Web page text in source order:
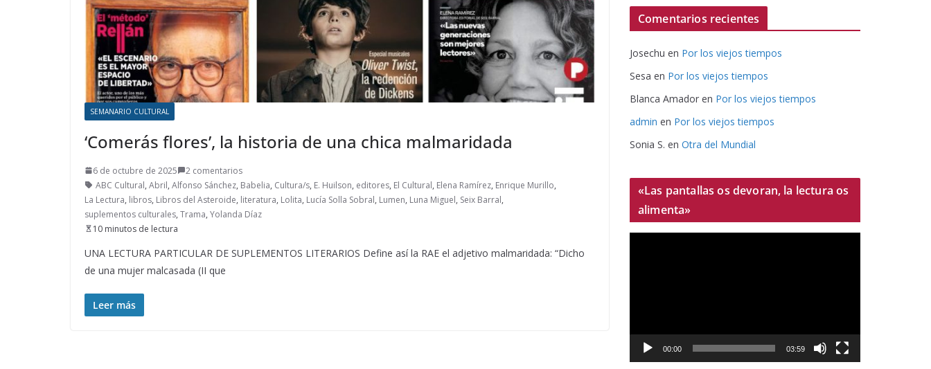
SEMANARIO CULTURAL
‘Comerás flores’, la historia de una chica malmaridada
6 de octubre de 2025
2 comentarios
ABC Cultural, Abril, Alfonso Sánchez, Babelia, Cultura/s, E. Huilson, editores, El Cultural, Elena Ramírez, Enrique Murillo,
La Lectura, libros, Libros del Asteroide, literatura, Lolita, Lucía Solla Sobral, Lumen, Luna Miguel, Seix Barral,
suplementos culturales, Trama, Yolanda Díaz
10 minutos de lectura
UNA LECTURA PARTICULAR DE SUPLEMENTOS LITERARIOS Define así la RAE el adjetivo malmaridada: “Dicho
de una mujer malcasada (II que
Leer más
Comentarios recientes
Josechu en Por los viejos tiempos
Sesa en Por los viejos tiempos
Blanca Amador en Por los viejos tiempos
admin en Por los viejos tiempos
Sonia S. en Otra del Mundial
«Las pantallas os devoran, la lectura os
alimenta»
c
00:00 03:59